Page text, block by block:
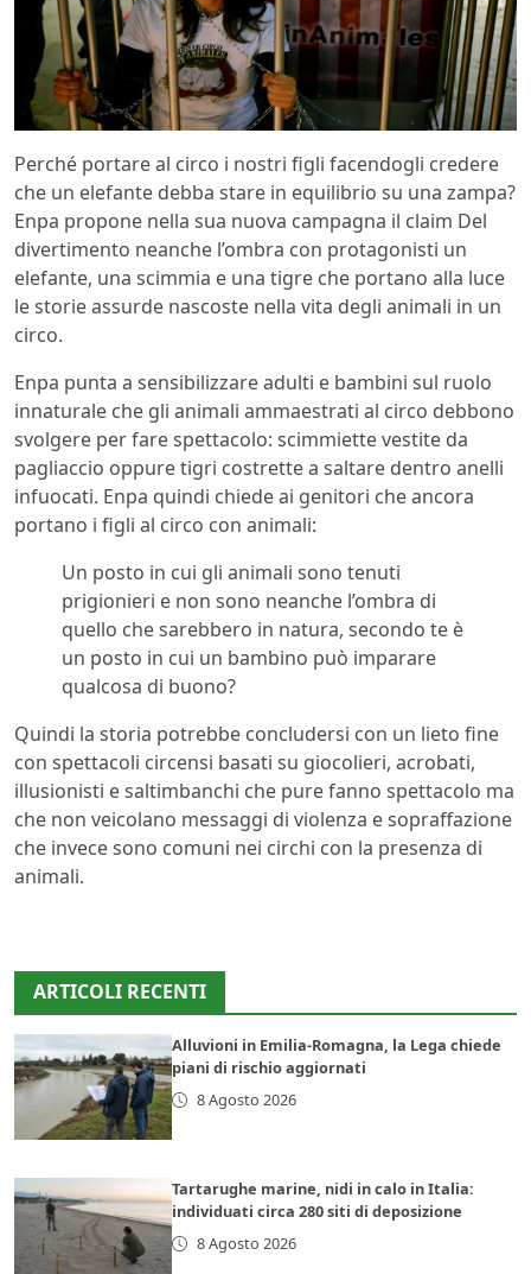
Perché portare al circo i nostri figli facendogli credere
che un elefante debba stare in equilibrio su una zampa?
Enpa propone nella sua nuova campagna il claim Del
divertimento neanche l’ombra con protagonisti un
elefante, una scimmia e una tigre che portano alla luce
le storie assurde nascoste nella vita degli animali in un
circo.
Enpa punta a sensibilizzare adulti e bambini sul ruolo
innaturale che gli animali ammaestrati al circo debbono
svolgere per fare spettacolo: scimmiette vestite da
pagliaccio oppure tigri costrette a saltare dentro anelli
infuocati. Enpa quindi chiede ai genitori che ancora
portano i figli al circo con animali:
Un posto in cui gli animali sono tenuti
prigionieri e non sono neanche l’ombra di
quello che sarebbero in natura, secondo te è
un posto in cui un bambino può imparare
qualcosa di buono?
Quindi la storia potrebbe concludersi con un lieto fine
con spettacoli circensi basati su giocolieri, acrobati,
illusionisti e saltimbanchi che pure fanno spettacolo ma
che non veicolano messaggi di violenza e sopraffazione
che invece sono comuni nei circhi con la presenza di
animali.
ARTICOLI RECENTI
Alluvioni in Emilia-Romagna, la Lega chiede
piani di rischio aggiornati
8 Agosto 2026
Tartarughe marine, nidi in calo in Italia:
individuati circa 280 siti di deposizione
8 Agosto 2026